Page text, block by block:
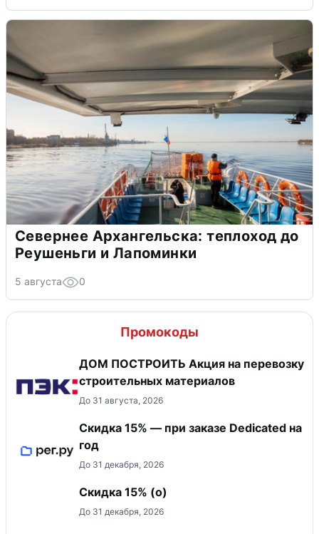
Севернее Архангельска: теплоход до
Реушеньги и Лапоминки
5 августа 0
Промокоды
ДОМ ПОСТРОИТЬ Акция на перевозку
строительных материалов
До 31 августа, 2026
Скидка 15% — при заказе Dedicated на
год
До 31 декабря, 2026
Скидка 15% (о)
До 31 декабря, 2026